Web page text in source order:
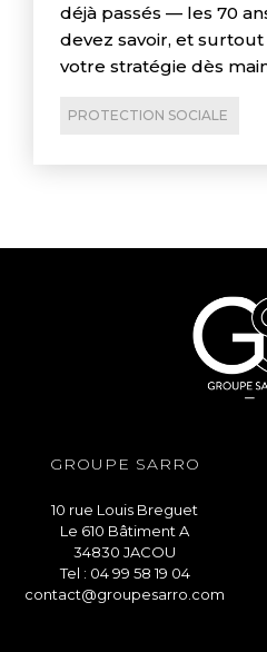
déjà passés — les 70
devez savoir, et
votre stratégie dès
PROTECTION SOCIALE
GROUPE SARRO
10 rue Louis Breguet
Le 610 Bâtiment A
34830 JACOU
Tel : 04 99 58 19 04
contact@groupesarro.com